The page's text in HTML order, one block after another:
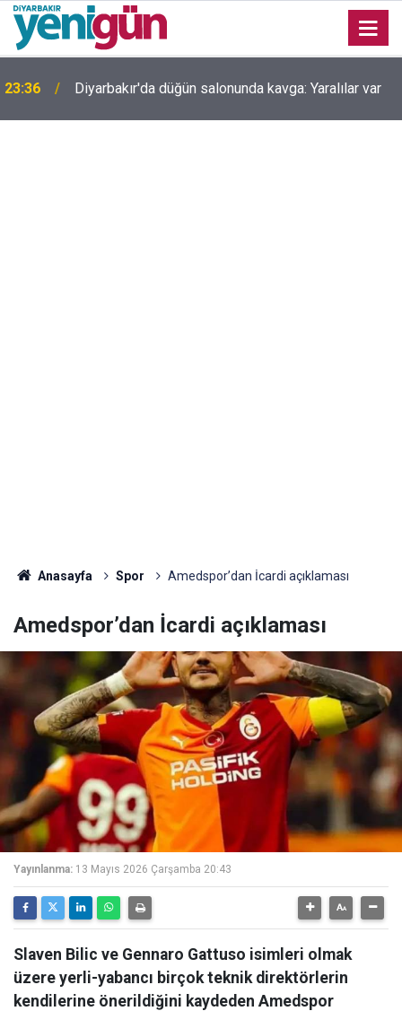
23:36 Diyarbakır'da düğün salonunda kavga: Yaralılar var
Anasayfa Spor Amedspor’dan İcardi açıklaması
Amedspor’dan İcardi açıklaması
Yayınlanma: 13 Mayıs 2026 Çarşamba 20:43
Slaven Bilic ve Gennaro Gattuso isimleri olmak
üzere yerli-yabancı birçok teknik direktörlerin
kendilerine önerildiğini kaydeden Amedspor